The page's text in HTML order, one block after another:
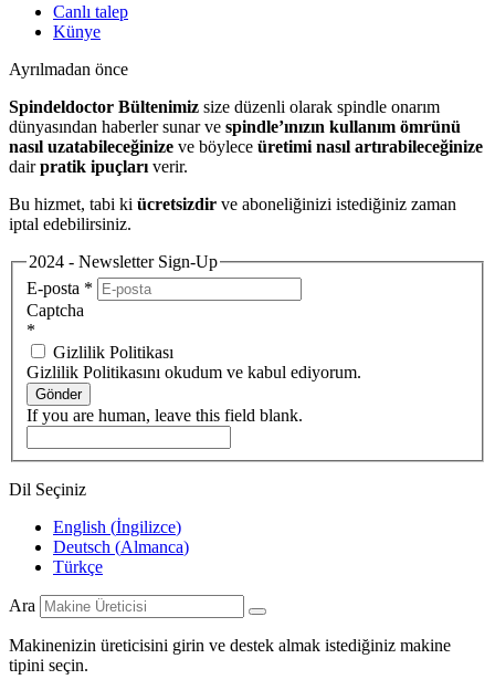
Canlı talep
Künye
Ayrılmadan önce
Spindeldoctor Bültenimiz size düzenli olarak spindle onarım
dünyasından haberler sunar ve spindle’ınızın kullanım ömrünü
nasıl uzatabileceğinize ve böylece üretimi nasıl artırabileceğinize
dairpratik ipuçları verir.
Bu hizmet, tabi ki ücretsizdir ve aboneliğinizi istediğiniz zaman
iptal edebilirsiniz.
2024 - Newsletter Sign-Up
E-posta *
Captcha
*
Gizlilik Politikası
Gizlilik Politikasını okudum ve kabul ediyorum.
Gönder
If you are human, leave this field blank.
Dil Seçiniz
English (İngilizce)
Deutsch (Almanca)
Türkçe
Ara
Makinenizin üreticisini girin ve destek almak istediğiniz makine
tipini seçin.